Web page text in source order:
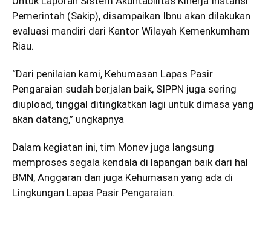
Pemerintah (Sakip), disampaikan Ibnu akan dilakukan
evaluasi mandiri dari Kantor Wilayah Kemenkumham
Riau.
“Dari penilaian kami, Kehumasan Lapas Pasir
Pengaraian sudah berjalan baik, SIPPN juga sering
diupload, tinggal ditingkatkan lagi untuk dimasa yang
akan datang,” ungkapnya
Dalam kegiatan ini, tim Monev juga langsung
memproses segala kendala di lapangan baik dari hal
BMN, Anggaran dan juga Kehumasan yang ada di
Lingkungan Lapas Pasir Pengaraian.